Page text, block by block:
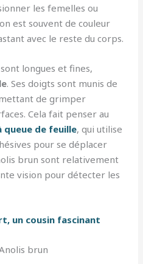
les femelles ou
est souvent de couleur
avec le reste du corps.
longues et fines,
. Ses doigts sont munis de
de grimper
Cela fait penser au
queue de feuille, qui utilise
pour se déplacer
brun sont relativement
vision pour détecter les
un cousin fascinant
brun